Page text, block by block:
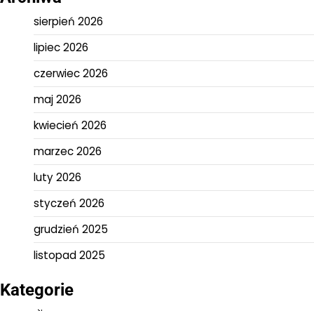
sierpień 2026
lipiec 2026
czerwiec 2026
maj 2026
kwiecień 2026
marzec 2026
luty 2026
styczeń 2026
grudzień 2025
listopad 2025
Kategorie